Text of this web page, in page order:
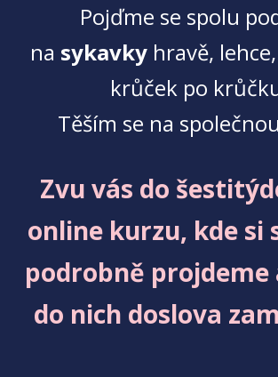
Pojďme se spolu
na sykavky hravě,
krůček po
Těším se na
Zvu vás do
online kurzu, kde si
podrobně projdeme
do nich doslova